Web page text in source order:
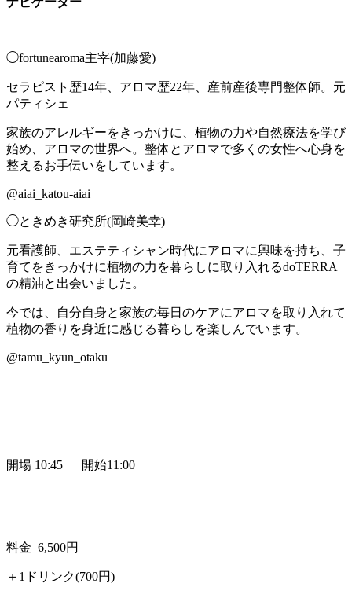
◯fortunearoma主宰(加藤愛)
セラピスト歴14年、アロマ歴22年、産前産後専門整体師。元
パティシェ
家族のアレルギーをきっかけに、植物の力や自然療法を学び
始め、アロマの世界へ。整体とアロマで多くの女性へ心身を
整えるお手伝いをしています。
@aiai_katou-aiai
◯ときめき研究所(岡崎美幸)
元看護師、エステティシャン時代にアロマに興味を持ち、子
育てをきっかけに植物の力を暮らしに取り入れるdoTERRA
の精油と出会いました。
今では、自分自身と家族の毎日のケアにアロマを取り入れて
植物の香りを身近に感じる暮らしを楽しんでいます。
@tamu_kyun_otaku
開場 10:45 開始11:00
料金 6,500円
＋1ドリンク(700円)